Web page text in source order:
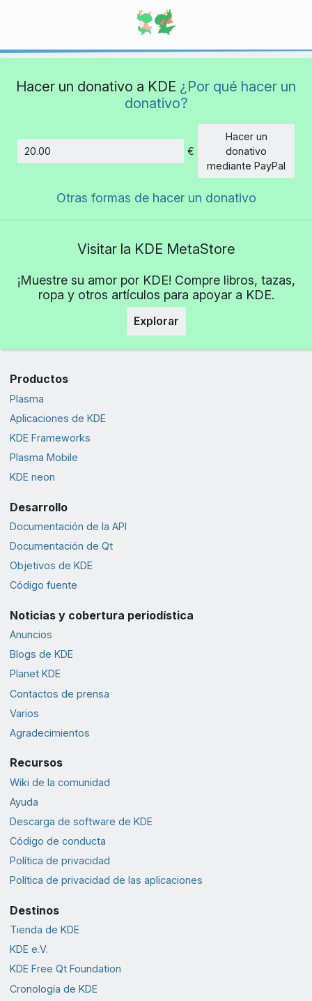
Hacer un donativo a KDE ¿Por qué hacer un
donativo?
Cantidad
€
Hacer un
donativo
mediante PayPal
Otras formas de hacer un donativo
Visitar la KDE MetaStore
¡Muestre su amor por KDE! Compre libros, tazas,
ropa y otros artículos para apoyar a KDE.
Explorar
Productos
Plasma
Aplicaciones de KDE
KDE Frameworks
Plasma Mobile
KDE neon
Desarrollo
Documentación de la API
Documentación de Qt
Objetivos de KDE
Código fuente
Noticias y cobertura periodística
Anuncios
Blogs de KDE
Planet KDE
Contactos de prensa
Varios
Agradecimientos
Recursos
Wiki de la comunidad
Ayuda
Descarga de software de KDE
Código de conducta
Política de privacidad
Política de privacidad de las aplicaciones
Destinos
Tienda de KDE
KDE e.V.
KDE Free Qt Foundation
Cronología de KDE